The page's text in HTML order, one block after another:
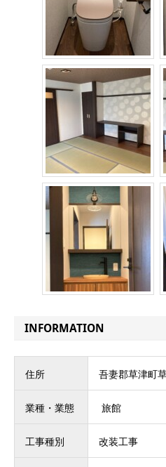
INFORMATION
住所 吾妻郡草津町
業種・業態 旅館
工事種別 改装工事